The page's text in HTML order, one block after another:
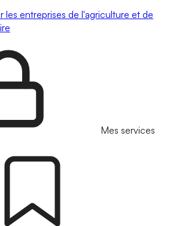
les entreprises de l'agriculture et de
Mes services